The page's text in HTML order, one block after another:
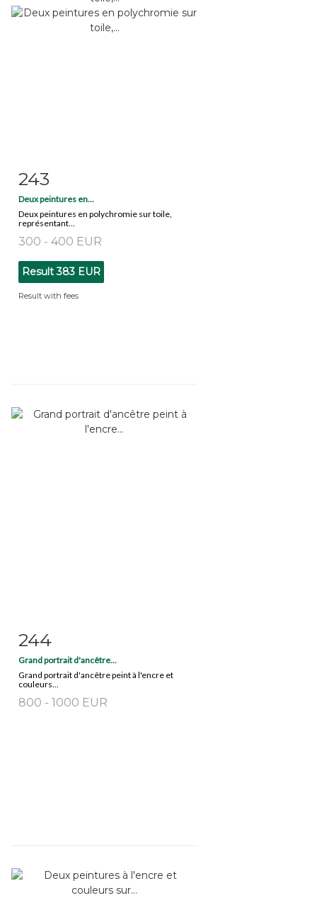
Item detail
243
Deux peintures en...
Deux peintures en polychromie sur toile,
représentant...
300 - 400 EUR
Result383 EUR
Result with fees
Item detail
244
Grand portrait d'ancêtre...
Grand portrait d'ancêtre peint à l'encre et
couleurs...
800 - 1000 EUR